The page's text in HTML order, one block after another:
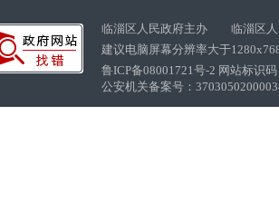
临淄区人民政府主办 临淄区人
建议电脑屏幕分辨率大于
鲁ICP备08001721号-2 网站标识
公安机关备案号：